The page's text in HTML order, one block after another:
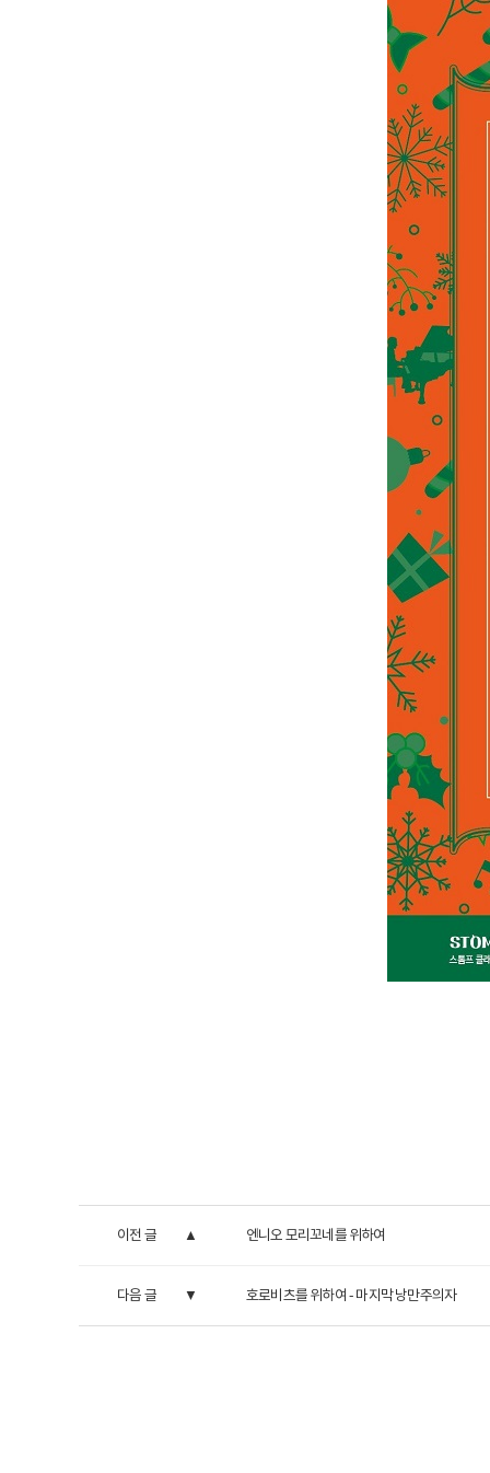
이전 글 엔니오 모리꼬네를 위하여
다음 글 호로비츠를 위하여 - 마지막 낭만주의자